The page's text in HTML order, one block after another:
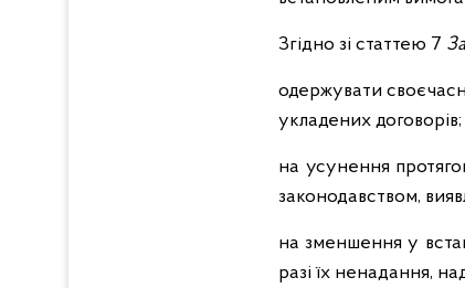
Згідно зі статтею 7
одержувати
укладених договорів;
на усунення
законодавством,
на зменшення у
разі їх ненадання,